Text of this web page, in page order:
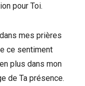
pour Toi.
mes prières
ce sentiment
plus dans mon
de Ta présence.